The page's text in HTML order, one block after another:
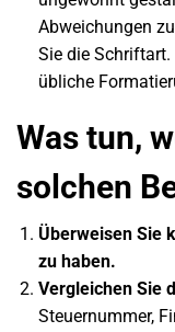
Abweichungen
Sie die Schriftart.
übliche
Was tun,
solchen
Überweisen Sie
zu haben.
Vergleichen Sie
Steuernummer,